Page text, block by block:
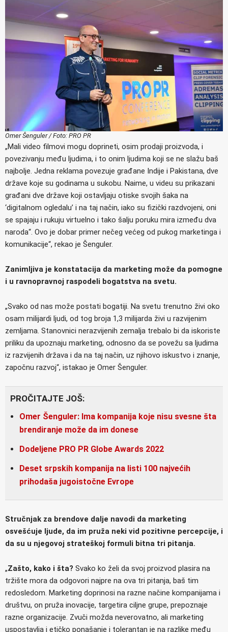
Omer Šenguler / Foto: PRO PR
„Mali video filmovi mogu doprineti, osim prodaji proizvoda, i
povezivanju među ljudima, i to onim ljudima koji se ne slažu baš
najbolje. Jedna reklama povezuje građane Indije i Pakistana, dve
države koje su godinama u sukobu. Naime, u videu su prikazani
građani dve države koji ostavljaju otiske svojih šaka na
‘digitalnom ogledalu’ i na taj način, iako su fizički razdvojeni, oni
se spajaju i rukuju virtuelno i tako šalju poruku mira između dva
naroda“. Ovo je dobar primer nečeg većeg od pukog marketinga i
komunikacije“, rekao je Šenguler.
Zanimljiva je konstatacija da marketing može da pomogne
i u ravnopravnoj raspodeli bogatstva na svetu.
„Svako od nas može postati bogatiji. Na svetu trenutno živi oko
osam milijardi ljudi, od tog broja 1,3 milijarda živi u razvijenim
zemljama. Stanovnici nerazvijenih zemalja trebalo bi da iskoriste
priliku da upoznaju marketing, odnosno da se povežu sa ljudima
iz razvijenih država i da na taj način, uz njihovo iskustvo i znanje,
započnu razvoj“, istakao je Omer Šenguler.
PROČITAJTE JOŠ:
Omer Šenguler: Ima kompanija koje nisu svesne šta
brendiranje može da im donese
Dodeljene PRO PR Globe Awards 2022
Deset srpskih kompanija na listi 100 najvećih
prihodaša jugoistočne Evrope
Stručnjak za brendove dalje navodi da marketing
osvešćuje ljude, da im pruža neki vid pozitivne percepcije, i
da su u njegovoj strateškoj formuli bitna tri pitanja.
„Zašto, kako i šta? Svako ko želi da svoj proizvod plasira na
tržište mora da odgovori najpre na ova tri pitanja, baš tim
redosledom. Marketing doprinosi na razne načine kompanijama i
društvu, on pruža inovacije, targetira ciljne grupe, prepoznaje
razne organizacije. Zvuči možda neverovatno, ali marketing
uspostavlja i etičko ponašanje i tolerantan je na razlike među